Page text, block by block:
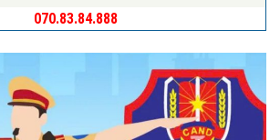
070.83.84.888